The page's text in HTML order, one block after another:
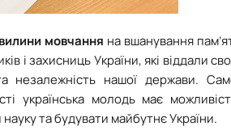
мовчання на вшанування
і захисниць України, які віддали
незалежність нашої держави.
українська молодь має
та будувати майбутнє України.